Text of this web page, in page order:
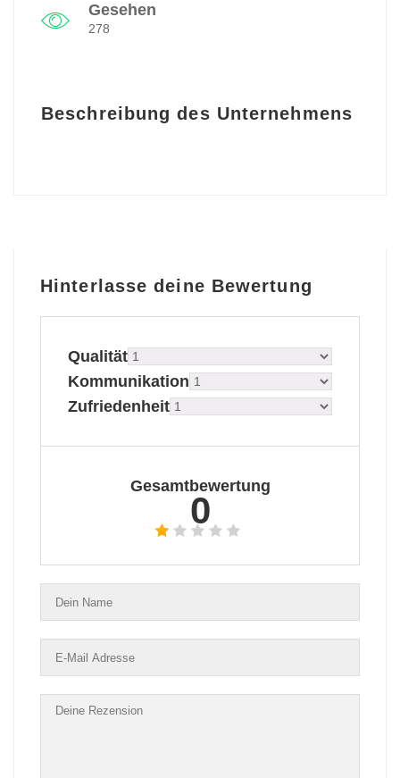
Gesehen
278
Beschreibung des Unternehmens
Hinterlasse deine Bewertung
Qualität
Kommunikation
Zufriedenheit
Gesamtbewertung
0